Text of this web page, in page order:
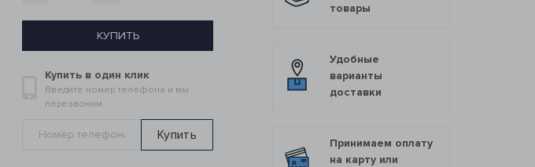
КУПИТЬ
Купить в один клик
Введите номер телефона и мы
перезвоним
Купить
товары
Удобные
варианты
доставки
Принимаем оплату
на карту или